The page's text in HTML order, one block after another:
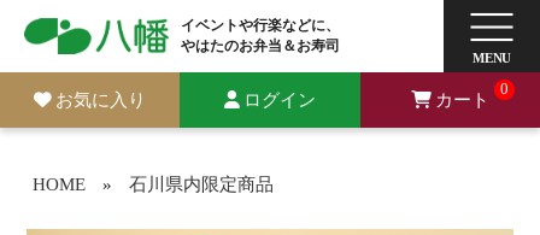
イベントや行楽などに、
やはたのお弁当＆お寿司
お気に入り ログイン カート
0
HOME » 石川県内限定商品